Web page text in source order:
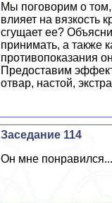
Мы поговорим о
влияет на вязкость
сгущает ее?
принимать, а также
противопоказания
Предоставим
отвар, настой,
Заседание 114
Он мне понравился...